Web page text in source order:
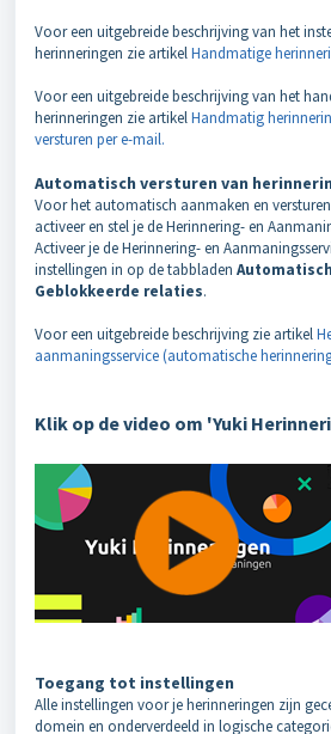
Voor een uitgebreide beschrijving van het
herinneringen zie artikelHandmatige
Voor een uitgebreide beschrijving van het
herinneringen zie artikelHandmatig
versturen per e-mail.
Automatisch versturen van
Voor het automatisch aanmaken en
activeer en stel je de Herinnering- en
Activeer je de Herinnering- en
instellingen in op de tabbladen
Geblokkeerde relaties.
Voor een uitgebreide beschrijving zie artikel
aanmaningsservice (automatische
Klik op de video om 'Yuki
Toegang tot instellingen
Alle instellingen voor je herinneringen zijn
domein en onderverdeeld in logische